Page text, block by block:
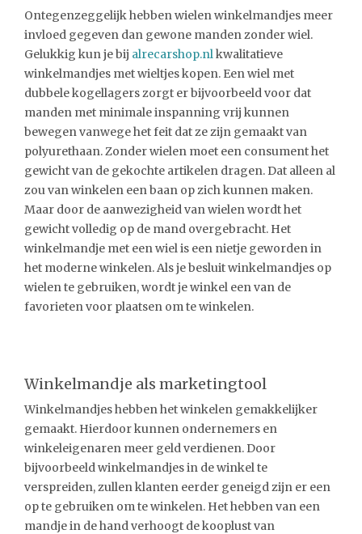
Ontegenzeggelijk hebben wielen winkelmandjes meer
invloed gegeven dan gewone manden zonder wiel.
Gelukkig kun je bij alrecarshop.nlkwalitatieve
winkelmandjes met wieltjes kopen. Een wiel met
dubbele kogellagers zorgt er bijvoorbeeld voor dat
manden met minimale inspanning vrij kunnen
bewegen vanwege het feit dat ze zijn gemaakt van
polyurethaan. Zonder wielen moet een consument het
gewicht van de gekochte artikelen dragen. Dat alleen al
zou van winkelen een baan op zich kunnen maken.
Maar door de aanwezigheid van wielen wordt het
gewicht volledig op de mand overgebracht. Het
winkelmandje met een wiel is een nietje geworden in
het moderne winkelen. Als je besluit winkelmandjes op
wielen te gebruiken, wordt je winkel een van de
favorieten voor plaatsen om te winkelen.
Winkelmandje als marketingtool
Winkelmandjes hebben het winkelen gemakkelijker
gemaakt. Hierdoor kunnen ondernemers en
winkeleigenaren meer geld verdienen. Door
bijvoorbeeld winkelmandjes in de winkel te
verspreiden, zullen klanten eerder geneigd zijn er een
op te gebruiken om te winkelen. Het hebben van een
mandje in de hand verhoogt de kooplust van